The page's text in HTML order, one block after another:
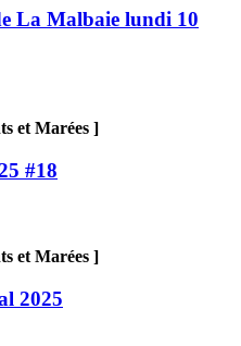
La Malbaie lundi 10
et Marées ]
#18
et Marées ]
2025